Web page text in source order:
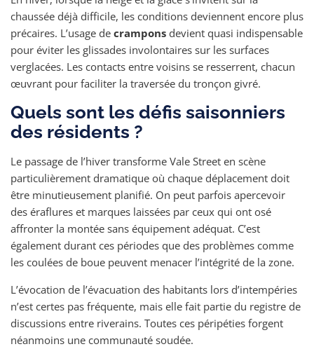
chaussée déjà difficile, les conditions deviennent encore plus
précaires. L’usage de crampons devient quasi indispensable
pour éviter les glissades involontaires sur les surfaces
verglacées. Les contacts entre voisins se resserrent, chacun
œuvrant pour faciliter la traversée du tronçon givré.
Quels sont les défis saisonniers
des résidents ?
Le passage de l’hiver transforme Vale Street en scène
particulièrement dramatique où chaque déplacement doit
être minutieusement planifié. On peut parfois apercevoir
des éraflures et marques laissées par ceux qui ont osé
affronter la montée sans équipement adéquat. C’est
également durant ces périodes que des problèmes comme
les coulées de boue peuvent menacer l’intégrité de la zone.
L’évocation de l’évacuation des habitants lors d’intempéries
n’est certes pas fréquente, mais elle fait partie du registre de
discussions entre riverains. Toutes ces péripéties forgent
néanmoins une communauté soudée.